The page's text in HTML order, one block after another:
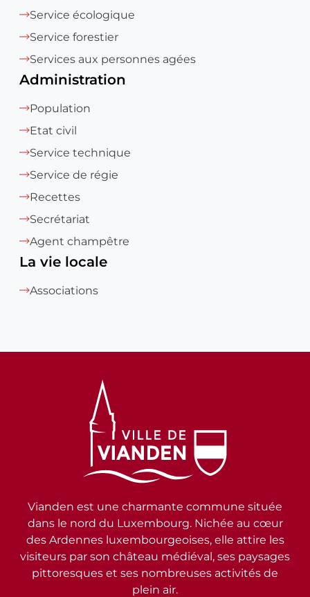
Service écologique
Service forestier
Services aux personnes agées
Administration
Population
Etat civil
Service technique
Service de régie
Recettes
Secrétariat
Agent champêtre
La vie locale
Associations
Vianden est une charmante commune située
dans le nord du Luxembourg. Nichée au cœur
des Ardennes luxembourgeoises, elle attire les
visiteurs par son château médiéval, ses paysages
pittoresques et ses nombreuses activités de
plein air.